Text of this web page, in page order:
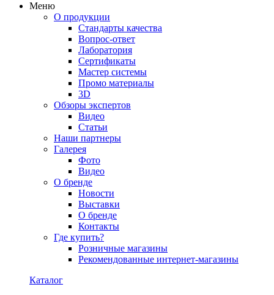
Меню
О продукции
Стандарты качества
Вопрос-ответ
Лаборатория
Сертификаты
Мастер системы
Промо материалы
3D
Обзоры экспертов
Видео
Статьи
Наши партнеры
Галерея
Фото
Видео
О бренде
Новости
Выставки
О бренде
Контакты
Где купить?
Розничные магазины
Рекомендованные интернет-магазины
Каталог